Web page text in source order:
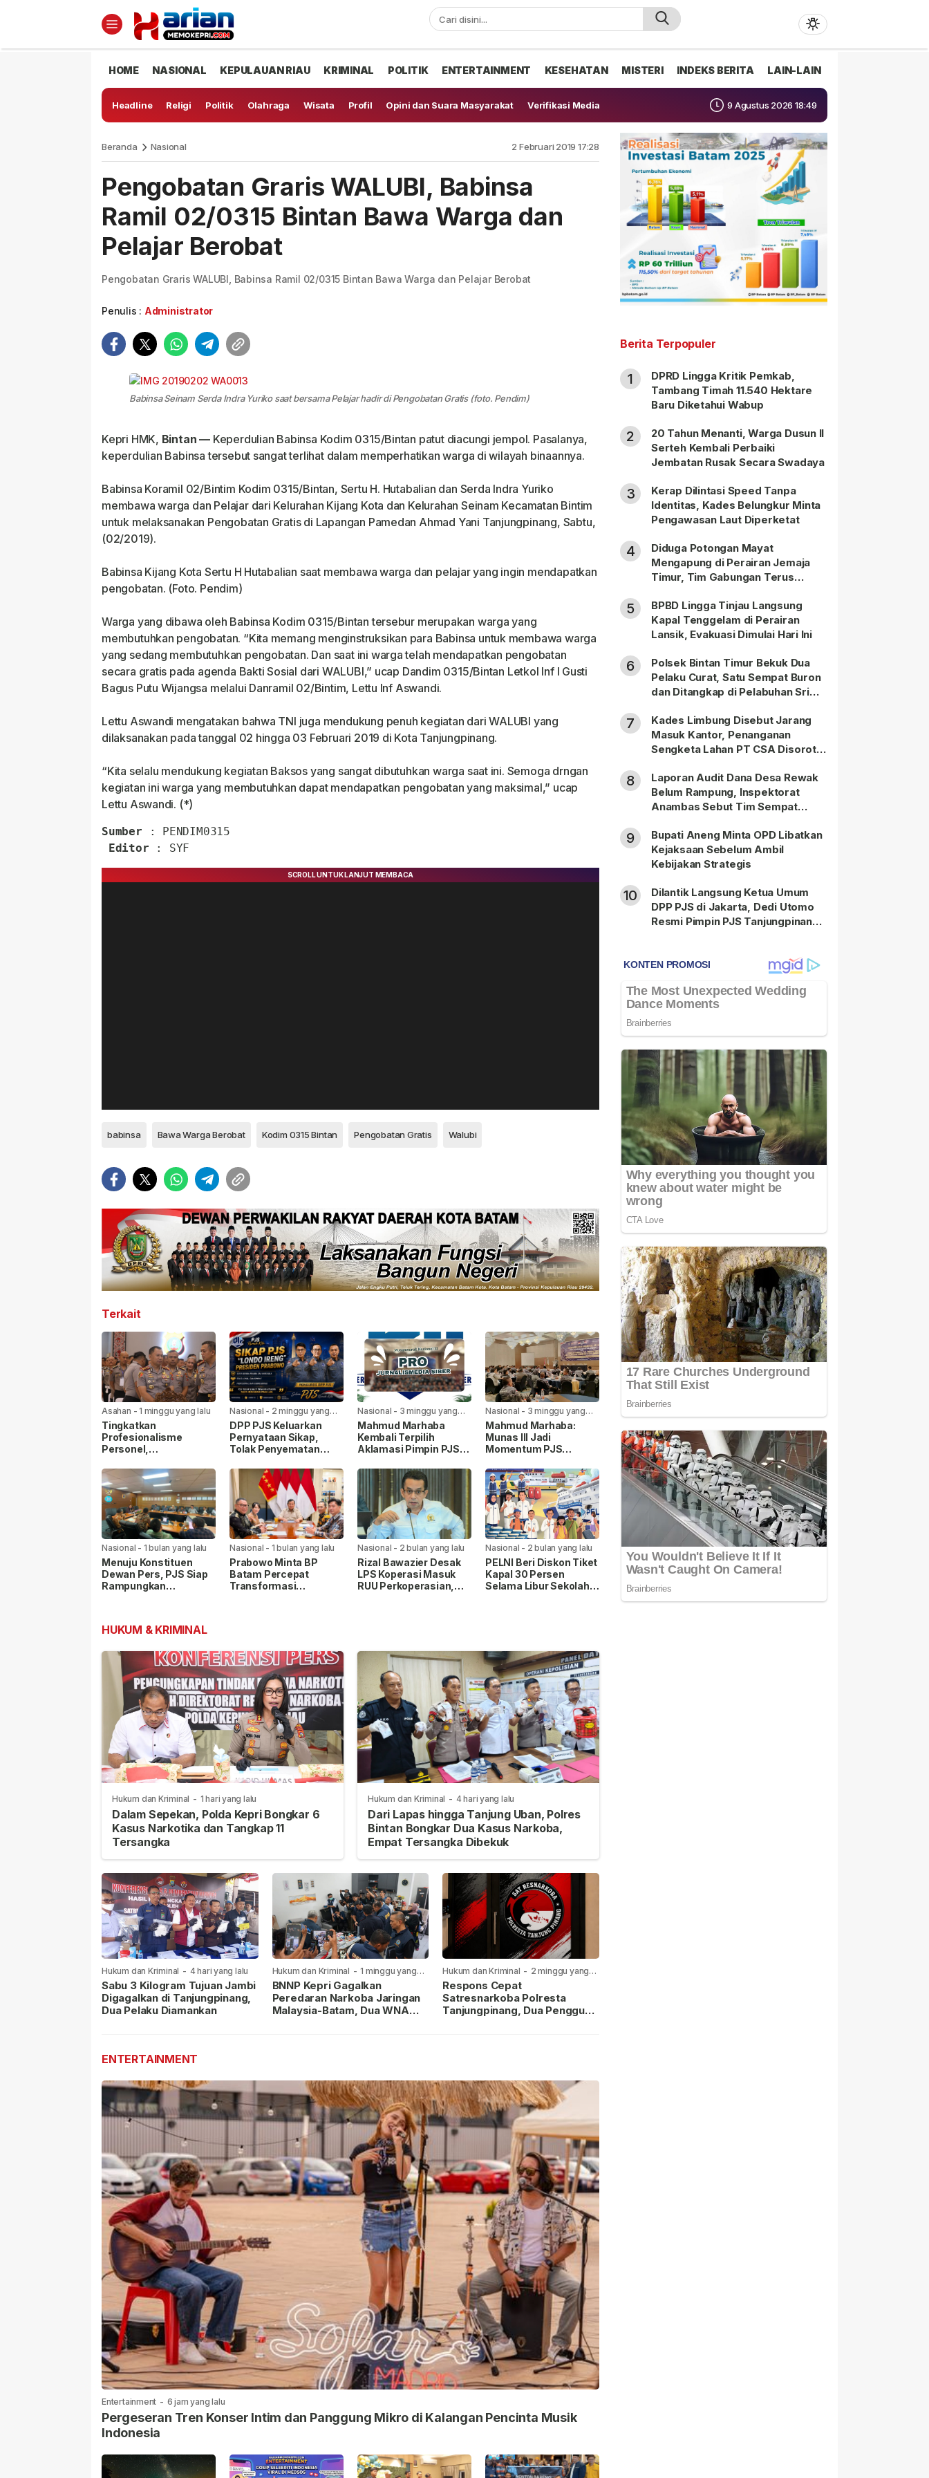
HOME NASIONAL KEPULAUAN RIAU KRIMINAL POLITIK ENTERTAINMENT KESEHATAN MISTERI INDEKS BERITA LAIN-LAIN
Headline Religi Politik Olahraga Wisata Profil Opini dan Suara Masyarakat Verifikasi Media 9 Agustus 2026 18:49
Beranda Nasional 2 Februari 2019 17:28
Pengobatan Graris WALUBI, Babinsa
Ramil 02/0315 Bintan Bawa Warga dan
Pelajar Berobat
Pengobatan Graris WALUBI, Babinsa Ramil 02/0315 Bintan Bawa Warga dan Pelajar Berobat
Penulis : Administrator
Babinsa Seinam Serda Indra Yuriko saat bersama Pelajar hadir di Pengobatan Gratis (foto. Pendim)
Kepri HMK, Bintan — Keperdulian Babinsa Kodim 0315/Bintan patut diacungi jempol. Pasalanya,
keperdulian Babinsa tersebut sangat terlihat dalam memperhatikan warga di wilayah binaannya.
Babinsa Koramil 02/Bintim Kodim 0315/Bintan, Sertu H. Hutabalian dan Serda Indra Yuriko
membawa warga dan Pelajar dari Kelurahan Kijang Kota dan Kelurahan Seinam Kecamatan Bintim
untuk melaksanakan Pengobatan Gratis di Lapangan Pamedan Ahmad Yani Tanjungpinang, Sabtu,
(02/2019).
Babinsa Kijang Kota Sertu H Hutabalian saat membawa warga dan pelajar yang ingin mendapatkan
pengobatan. (Foto. Pendim)
Warga yang dibawa oleh Babinsa Kodim 0315/Bintan tersebur merupakan warga yang
membutuhkan pengobatan. “Kita memang menginstruksikan para Babinsa untuk membawa warga
yang sedang membutuhkan pengobatan. Dan saat ini warga telah mendapatkan pengobatan
secara gratis pada agenda Bakti Sosial dari WALUBI,” ucap Dandim 0315/Bintan Letkol Inf I Gusti
Bagus Putu Wijangsa melalui Danramil 02/Bintim, Lettu Inf Aswandi.
Lettu Aswandi mengatakan bahwa TNI juga mendukung penuh kegiatan dari WALUBI yang
dilaksanakan pada tanggal 02 hingga 03 Februari 2019 di Kota Tanjungpinang.
“Kita selalu mendukung kegiatan Baksos yang sangat dibutuhkan warga saat ini. Semoga drngan
kegiatan ini warga yang membutuhkan dapat mendapatkan pengobatan yang maksimal,” ucap
Lettu Aswandi. (*)
Sumber : PENDIM0315
Editor : SYF
babinsa Bawa Warga Berobat Kodim 0315 Bintan Pengobatan Gratis Walubi
Terkait
Asahan -1 minggu yang lalu
Tingkatkan
Profesionalisme
Personel,
Ikuti Penyuluhan
Hukum di Polda Sumut
Nasional - 2 minggu yang
lalu
DPP PJS Keluarkan
Pernyataan Sikap,
Tolak Penyematan
kepada Wartawan
Nasional - 3 minggu yang
lalu
Mahmud Marhaba
Kembali Terpilih
Aklamasi Pimpin PJS
Nasional - 3 minggu yang
lalu
Mahmud Marhaba:
Munas III Jadi
Momentum PJS
Dewan Pers
Nasional - 1 bulan yang lalu
Menuju Konstituen
Dewan Pers, PJS Siap
Rampungkan
Nasional - 1 bulan yang lalu
Prabowo Minta BP
Batam Percepat
Transformasi
Nasional - 2 bulan yang lalu
Rizal Bawazier Desak
LPS Koperasi Masuk
RUU Perkoperasian,
Nasional - 2 bulan yang lalu
PELNI Beri Diskon Tiket
Kapal 30 Persen
Selama Libur Sekolah
HUKUM & KRIMINAL
Hukum dan Kriminal - 1 hari yang lalu
Dalam Sepekan, Polda Kepri Bongkar 6
Kasus Narkotika dan Tangkap 11
Tersangka
Hukum dan Kriminal - 4 hari yang lalu
Dari Lapas hingga Tanjung Uban, Polres
Bintan Bongkar Dua Kasus Narkoba,
Empat Tersangka Dibekuk
Hukum dan Kriminal - 4 hari yang lalu
Sabu 3 Kilogram Tujuan Jambi
Digagalkan di Tanjungpinang,
Dua Pelaku Diamankan
Hukum dan Kriminal - 1 minggu yang
lalu
BNNP Kepri Gagalkan
Peredaran Narkoba Jaringan
Malaysia-Batam, Dua WNA
Hukum dan Kriminal - 2 minggu yang
lalu
Respons Cepat
Satresnarkoba Polresta
Tanjungpinang, Dua Pengguna
ENTERTAINMENT
Entertainment - 6 jam yang lalu
Pergeseran Tren Konser Intim dan Panggung Mikro di Kalangan Pencinta Musik
Indonesia
Berita Terpopuler
1
DPRD Lingga Kritik Pemkab,
Tambang Timah 11.540 Hektare
Baru Diketahui Wabup
2
20 Tahun Menanti, Warga Dusun II
Serteh Kembali Perbaiki
Jembatan Rusak Secara Swadaya
3
Kerap Dilintasi Speed Tanpa
Identitas, Kades Belungkur Minta
Pengawasan Laut Diperketat
4
Diduga Potongan Mayat
Mengapung di Perairan Jemaja
Timur, Tim Gabungan Terus
5
BPBD Lingga Tinjau Langsung
Kapal Tenggelam di Perairan
Lansik, Evakuasi Dimulai Hari Ini
6
Polsek Bintan Timur Bekuk Dua
Pelaku Curat, Satu Sempat Buron
dan Ditangkap di Pelabuhan Sri
7
Kades Limbung Disebut Jarang
Masuk Kantor, Penanganan
Sengketa Lahan PT CSA Disorot
8
Laporan Audit Dana Desa Rewak
Belum Rampung, Inspektorat
Anambas Sebut Tim Sempat
9
Bupati Aneng Minta OPD Libatkan
Kejaksaan Sebelum Ambil
Kebijakan Strategis
10
Dilantik Langsung Ketua Umum
DPP PJS di Jakarta, Dedi Utomo
Resmi Pimpin PJS Tanjungpinang-